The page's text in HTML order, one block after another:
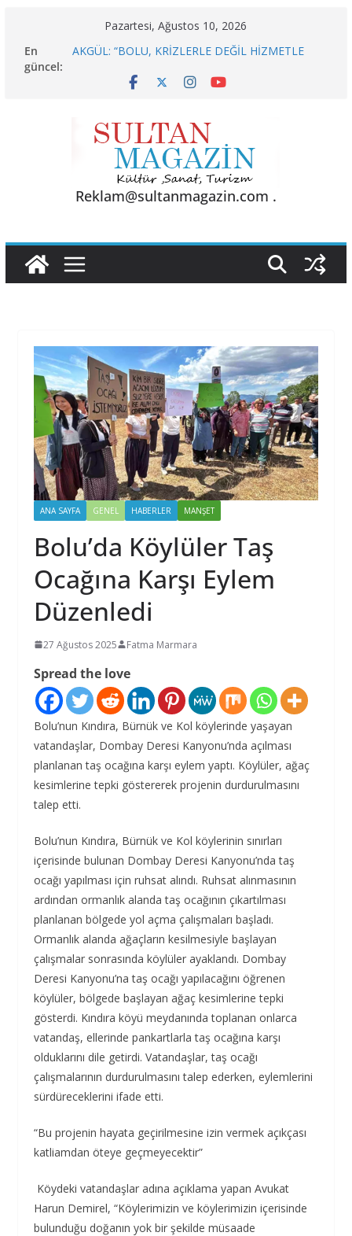
content
Pazartesi, Ağustos 10, 2026
En
güncel:
AKGÜL: “BOLU, KRİZLERLE DEĞİL HİZMETLE
Akgül: “Borcu Olmayan Esnaf Neden Krediye
Sporun Gücü, Gastronominin Lezzeti ve Sağlığın
Başkenti
Reklam@sultanmagazin.com .
ANA SAYFA GENEL HABERLER MANŞET
Bolu’da Köylüler Taş
Ocağına Karşı Eylem
Düzenledi
27 Ağustos 2025 Fatma Marmara
Spread the love
Bolu’nun Kındıra, Bürnük ve Kol köylerinde yaşayan
vatandaşlar, Dombay Deresi Kanyonu’nda açılması
planlanan taş ocağına karşı eylem yaptı. Köylüler, ağaç
kesimlerine tepki göstererek projenin durdurulmasını
talep etti.
Bolu’nun Kındıra, Bürnük ve Kol köylerinin sınırları
içerisinde bulunan Dombay Deresi Kanyonu’nda taş
ocağı yapılması için ruhsat alındı. Ruhsat alınmasının
ardından ormanlık alanda taş ocağının çıkartılması
planlanan bölgede yol açma çalışmaları başladı.
Ormanlık alanda ağaçların kesilmesiyle başlayan
çalışmalar sonrasında köylüler ayaklandı. Dombay
Deresi Kanyonu’na taş ocağı yapılacağını öğrenen
köylüler, bölgede başlayan ağaç kesimlerine tepki
gösterdi. Kındıra köyü meydanında toplanan onlarca
vatandaş, ellerinde pankartlarla taş ocağına karşı
olduklarını dile getirdi. Vatandaşlar, taş ocağı
çalışmalarının durdurulmasını talep ederken, eylemlerini
sürdüreceklerini ifade etti.
“Bu projenin hayata geçirilmesine izin vermek açıkçası
katliamdan öteye geçmeyecektir”
Köydeki vatandaşlar adına açıklama yapan Avukat
Harun Demirel, “Köylerimizin ve köylerimizin içerisinde
bulunduğu doğanın yok bir şekilde müsaade